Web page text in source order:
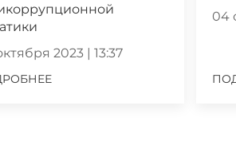
2023 | 13:37
04